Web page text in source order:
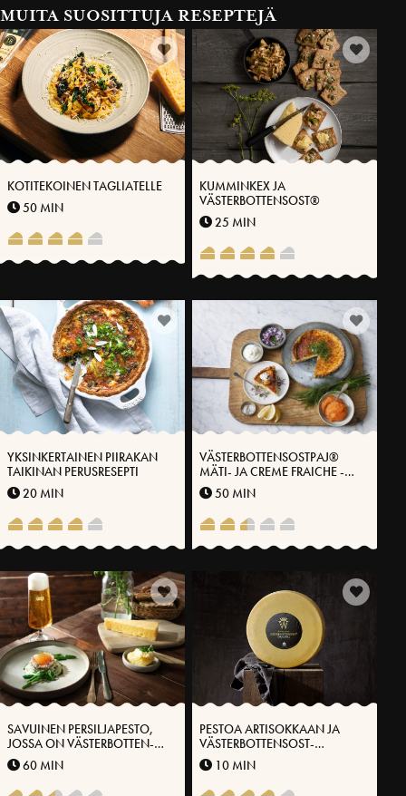
MUITA SUOSITTUJA RESEPTEJÄ
KOTITEKOINEN TAGLIATELLE
50 MIN
KUMMINKEX JA
VÄSTERBOTTENSOST®
25 MIN
YKSINKERTAINEN PIIRAKAN
TAIKINAN PERUSRESEPTI
20 MIN
VÄSTERBOTTENSOSTPAJ®
MÄTI- JA CREME FRAICHE -
JUUSTOLLA
50 MIN
SAVUINEN PERSILJAPESTO,
JOSSA ON VÄSTERBOTTEN-
JUUSTOA®, PARSAA JA MÄTIÄ
60 MIN
PESTOA ARTISOKKAAN JA
VÄSTERBOTTENSOST-
JUUSTOON®
10 MIN